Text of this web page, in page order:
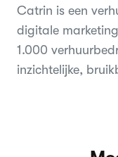
Catrin is een
digitale
1.000
inzichtelijke,